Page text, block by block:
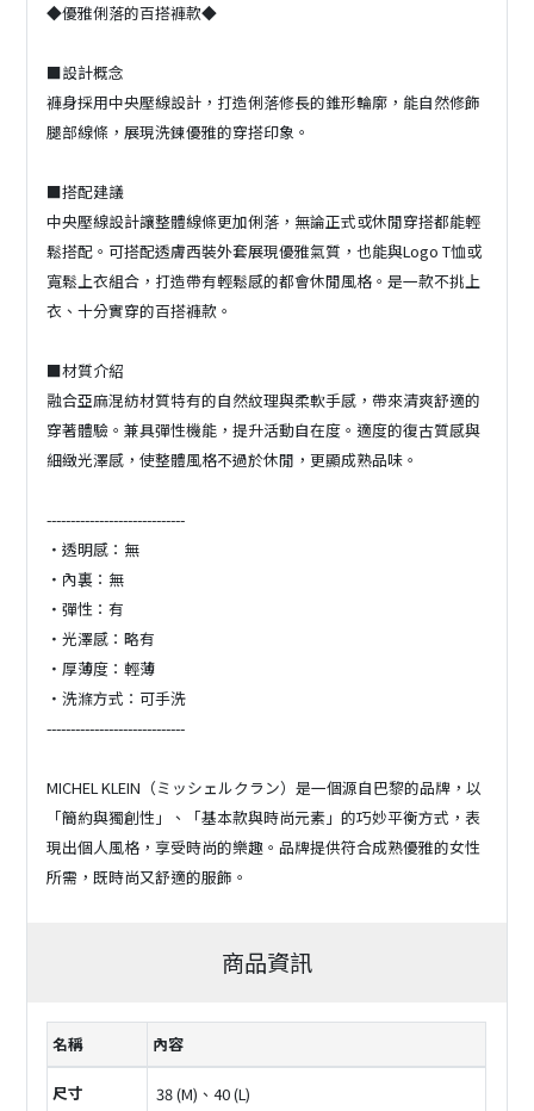
◆優雅俐落的百搭褲款◆
■設計概念
褲身採用中央壓線設計，打造俐落修長的錐形輪廓，能自然修飾
腿部線條，展現洗鍊優雅的穿搭印象。
■搭配建議
中央壓線設計讓整體線條更加俐落，無論正式或休閒穿搭都能輕
鬆搭配。可搭配透膚西裝外套展現優雅氣質，也能與Logo T恤或
寬鬆上衣組合，打造帶有輕鬆感的都會休閒風格。是一款不挑上
衣、十分實穿的百搭褲款。
■材質介紹
融合亞麻混紡材質特有的自然紋理與柔軟手感，帶來清爽舒適的
穿著體驗。兼具彈性機能，提升活動自在度。適度的復古質感與
細緻光澤感，使整體風格不過於休閒，更顯成熟品味。
-----------------------------
・透明感：無
・內裏：無
・彈性：有
・光澤感：略有
・厚薄度：輕薄
・洗滌方式：可手洗
-----------------------------
MICHEL KLEIN（ミッシェルクラン）是一個源自巴黎的品牌，以
「簡約與獨創性」、「基本款與時尚元素」的巧妙平衡方式，表
現出個人風格，享受時尚的樂趣。品牌提供符合成熟優雅的女性
所需，既時尚又舒適的服飾。
商品資訊
名稱 內容
尺寸 38 (M)、40 (L)